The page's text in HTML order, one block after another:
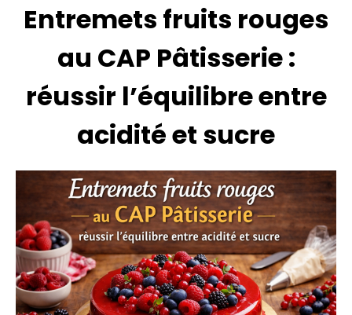
Entremets fruits rouges
au CAP Pâtisserie :
réussir l’équilibre entre
acidité et sucre